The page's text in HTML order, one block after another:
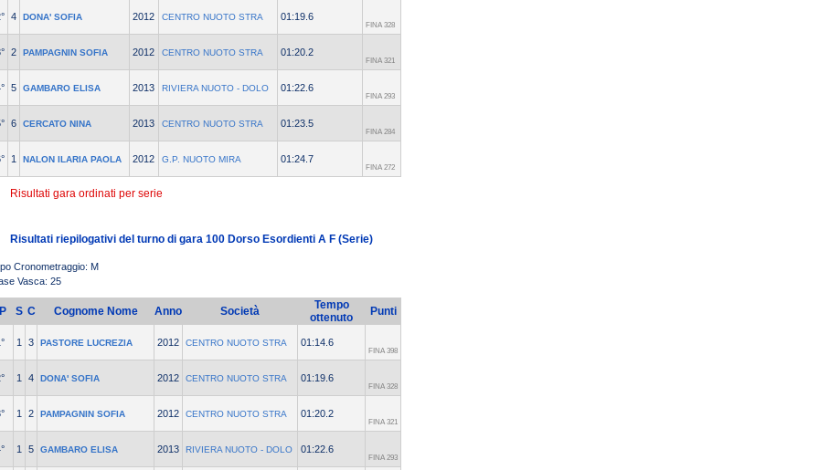
4 DONA' SOFIA 2012 CENTRO NUOTO STRA 01:19.6
FINA 328
2 PAMPAGNIN SOFIA 2012 CENTRO NUOTO STRA 01:20.2
FINA 321
5 GAMBARO ELISA 2013 RIVIERA NUOTO - DOLO 01:22.6
FINA 293
6 CERCATO NINA 2013 CENTRO NUOTO STRA 01:23.5
FINA 284
1 NALON ILARIA PAOLA 2012 G.P. NUOTO MIRA 01:24.7
FINA 272
Risultati gara ordinati per serie
Risultati riepilogativi del turno di gara 100 Dorso Esordienti A F (Serie)
Cronometraggio: M
Vasca: 25
P S C Cognome Nome Anno Società
Tempo
ottenuto
Punti
1 3 PASTORE LUCREZIA 2012 CENTRO NUOTO STRA 01:14.6
FINA 398
1 4 DONA' SOFIA 2012 CENTRO NUOTO STRA 01:19.6
FINA 328
1 2 PAMPAGNIN SOFIA 2012 CENTRO NUOTO STRA 01:20.2
FINA 321
1 5 GAMBARO ELISA 2013 RIVIERA NUOTO - DOLO 01:22.6
FINA 293